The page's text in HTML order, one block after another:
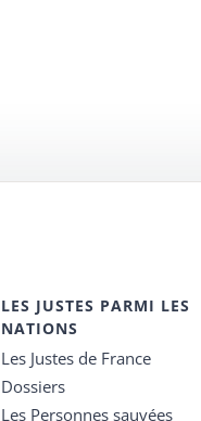
LES JUSTES PARMI LES
NATIONS
Les Justes de France
Dossiers
Les Personnes sauvées